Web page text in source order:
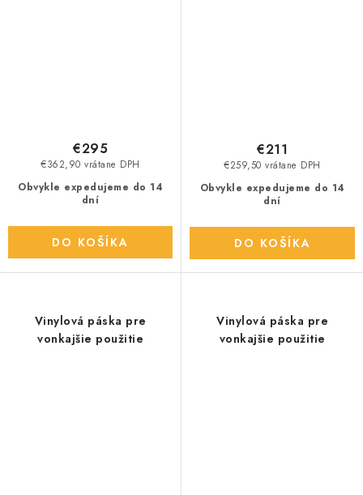
Obvykle expedujeme do 14
dní
€362,90 vrátane DPH
€295
DO KOŠÍKA
Obvykle expedujeme do 14
dní
€259,50 vrátane DPH
€211
DO KOŠÍKA
Vinylová páska pre
vonkajšie použitie
Vinylová páska pre
vonkajšie použitie